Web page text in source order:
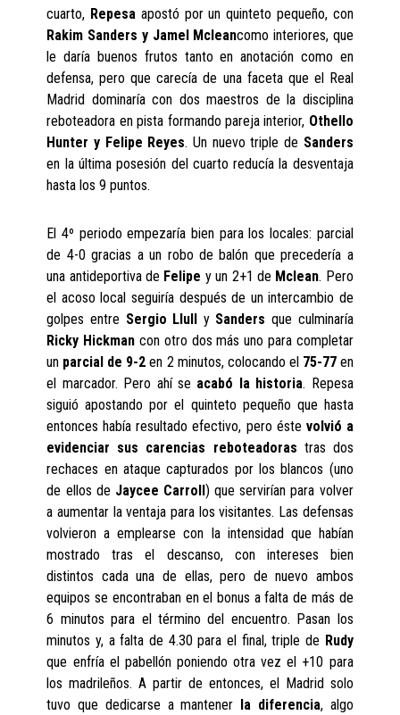
cuarto, Repesa apostó por un quinteto pequeño, con
Rakim Sanders y Jamel Mcleancomo interiores, que
le daría buenos frutos tanto en anotación como en
defensa, pero que carecía de una faceta que el Real
Madrid dominaría con dos maestros de la disciplina
reboteadora en pista formando pareja interior, Othello
Hunter y Felipe Reyes. Un nuevo triple de Sanders
en la última posesión del cuarto reducía la desventaja
hasta los 9 puntos.
El 4º periodo empezaría bien para los locales: parcial
de 4-0 gracias a un robo de balón que precedería a
una antideportiva de Felipe y un 2+1 de Mclean. Pero
el acoso local seguiría después de un intercambio de
golpes entre Sergio Llull y Sandersque culminaría
Ricky Hickman con otro dos más uno para completar
un parcial de 9-2 en 2 minutos, colocando el 75-77en
el marcador. Pero ahí se acabó la historia. Repesa
siguió apostando por el quinteto pequeño que hasta
entonces había resultado efectivo, pero éste volvió a
evidenciar sus carencias reboteadoras tras dos
rechaces en ataque capturados por los blancos (uno
de ellos de Jaycee Carroll ) que servirían para volver
a aumentar la ventaja para los visitantes. Las defensas
volvieron a emplearse con la intensidad que habían
mostrado tras el descanso, con intereses bien
distintos cada una de ellas, pero de nuevo ambos
equipos se encontraban en el bonus a falta de más de
6 minutos para el término del encuentro. Pasan los
minutos y, a falta de 4.30 para el final, triple de Rudy
que enfría el pabellón poniendo otra vez el +10 para
los madrileños. A partir de entonces, el Madrid solo
tuvo que dedicarse a mantener
la diferencia, algo